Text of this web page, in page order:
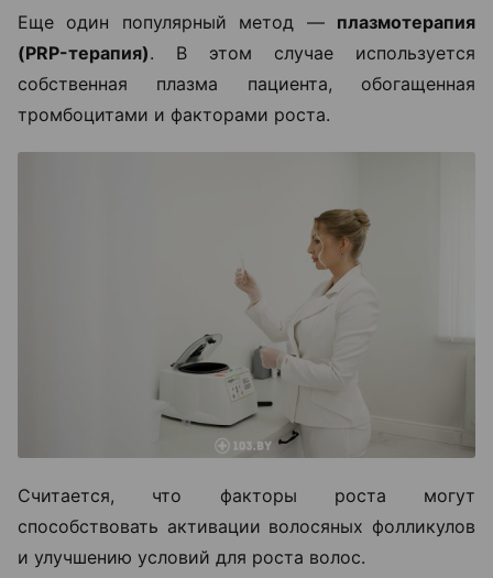
Еще один популярный метод — плазмотерапия
(PRP-терапия). В этом случае используется
собственная плазма пациента, обогащенная
тромбоцитами и факторами роста.
Считается, что факторы роста могут
способствовать активации волосяных фолликулов
и улучшению условий для роста волос.